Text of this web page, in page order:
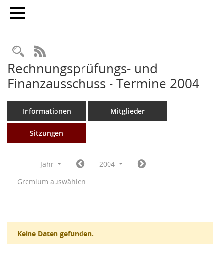
Toggle navigation
Rechercheauswahl
RSS-Feed
Rechnungsprüfungs- und
Finanzausschuss - Termine 2004
Informationen Mitglieder
Sitzungen
Jahr
2004
Gremium auswählen
Keine Daten gefunden.